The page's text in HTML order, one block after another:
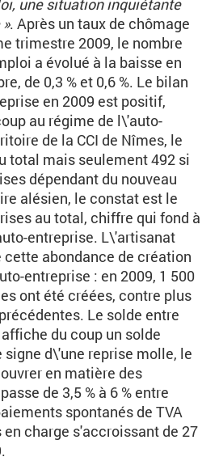
une situation inquiétante
. Après un taux de chômage
trimestre 2009, le nombre
a évolué à la baisse en
de 0,3 % et 0,6 %. Le bilan
en 2009 est positif,
au régime de l\'auto-
de la CCI de Nîmes, le
total mais seulement 492 si
dépendant du nouveau
alésien, le constat est le
au total, chiffre qui fond à
entreprise. L\'artisanat
abondance de création
entreprise : en 2009, 1 500
ont été créées, contre plus
Le solde entre
du coup un solde
signe d\'une reprise molle, le
en matière des
de 3,5 % à 6 % entre
spontanés de TVA
charge s'accroissant de 27